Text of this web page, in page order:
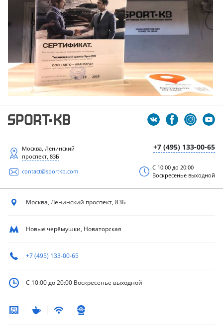
+7 (495) 133-00-65
Москва, Ленинский
проспект, 83Б
contact@sportkb.com
С 10:00 до 20:00
Воскресенье выходной
Москва, Ленинский проспект, 83Б
Новые черёмушки, Новаторская
+7 (495) 133-00-65
С 10:00 до 20:00 Воскресенье выходной